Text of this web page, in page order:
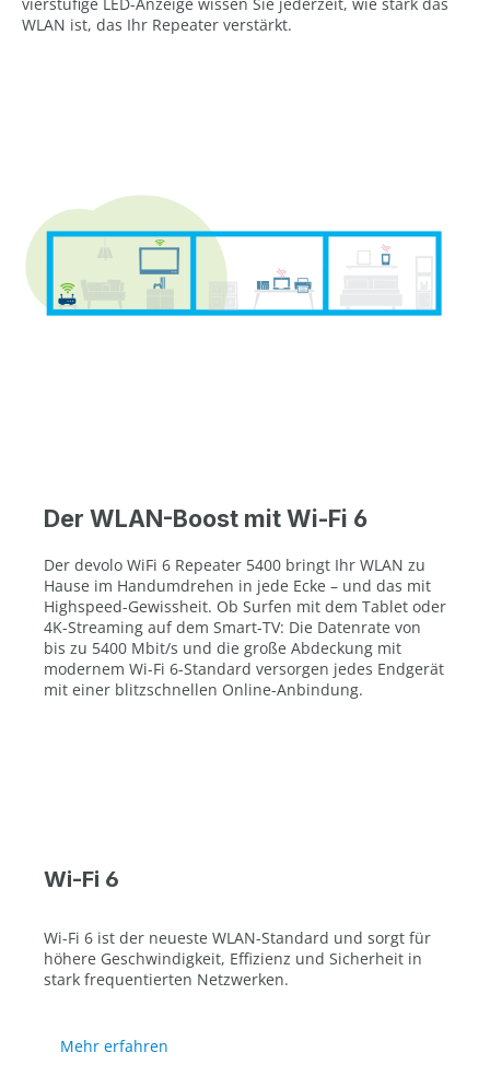
WLAN ist, das Ihr Repeater verstärkt.
Der WLAN-Boost mit Wi-Fi 6
Der devolo WiFi 6 Repeater 5400 bringt Ihr WLAN zu
Hause im Handumdrehen in jede Ecke – und das mit
Highspeed-Gewissheit. Ob Surfen mit dem Tablet oder
4K-Streaming auf dem Smart-TV: Die Datenrate von
bis zu 5400 Mbit/s und die große Abdeckung mit
modernem Wi-Fi 6-Standard versorgen jedes Endgerät
mit einer blitzschnellen Online-Anbindung.
Wi-Fi 6
Wi-Fi 6 ist der neueste WLAN-Standard und sorgt für
höhere Geschwindigkeit, Effizienz und Sicherheit in
stark frequentierten Netzwerken.
Mehr erfahren